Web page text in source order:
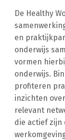
De Healthy
en
onderwijs
vormen
onderwijs.
profiteren
inzichten
relevant
die actief zijn